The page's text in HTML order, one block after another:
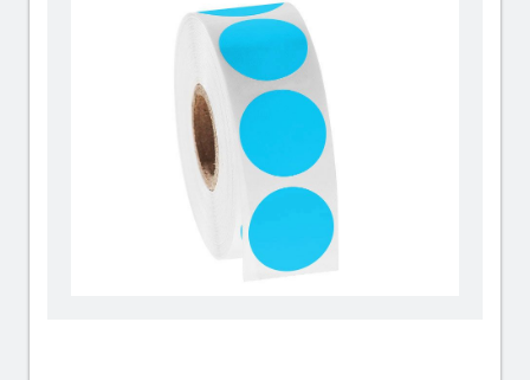
Cryo-Etiketten Metallbeklebung
Cryo-Etiketten IVF Halme
Cryo Sicherheits-/Verschlußetiketten
Cryo Etiketten automatische Etikettenspender